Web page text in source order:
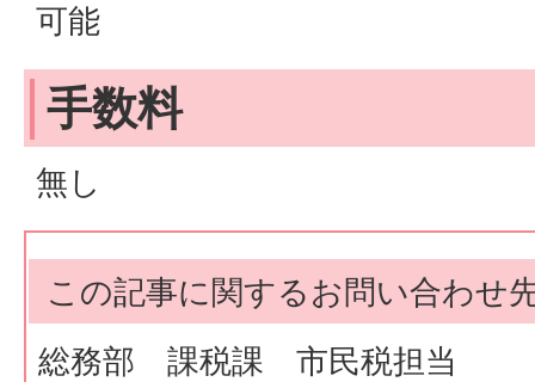
可能
手数料
無し
この記事に関するお問い合わせ
総務部 課税課 市民税担当